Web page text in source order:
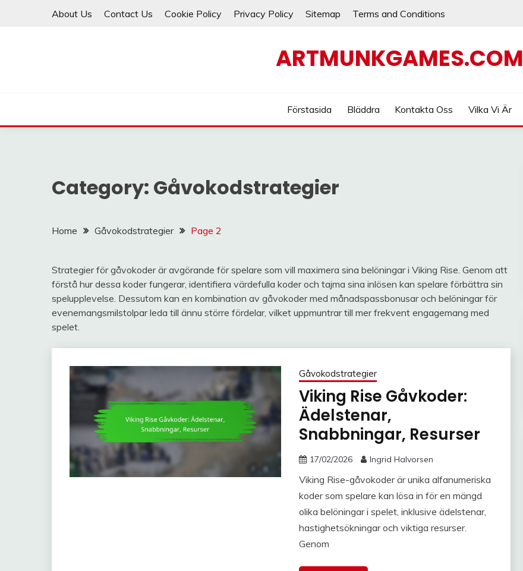
About Us Contact Us Cookie Policy Privacy Policy Sitemap Terms and Conditions
ARTMUNKGAMES.COM
Förstasida Bläddra Kontakta Oss Vilka Vi Är
Category: Gåvokodstrategier
Home Gåvokodstrategier Page 2
Strategier för gåvokoder är avgörande för spelare som vill maximera sina belöningar i Viking Rise. Genom att
förstå hur dessa koder fungerar, identifiera värdefulla koder och tajma sina inlösen kan spelare förbättra sin
spelupplevelse. Dessutom kan en kombination av gåvokoder med månadspassbonusar och belöningar för
evenemangsmilstolpar leda till ännu större fördelar, vilket uppmuntrar till mer frekvent engagemang med
spelet.
Gåvokodstrategier
Viking Rise Gåvkoder:
Ädelstenar,
Snabbningar, Resurser
17/02/2026 Ingrid Halvorsen
Viking Rise-gåvokoder är unika alfanumeriska
koder som spelare kan lösa in för en mängd
olika belöningar i spelet, inklusive ädelstenar,
hastighetsökningar och viktiga resurser.
Genom